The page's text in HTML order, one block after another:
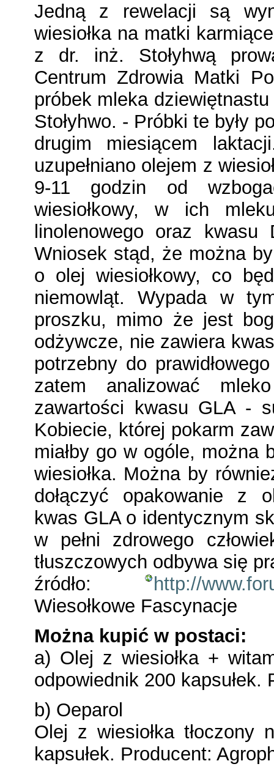
Jedną z rewelacji są
wiesiołka na matki
z dr. inż. Stołyhwą
Centrum Zdrowia Matki
próbek mleka
Stołyhwo. - Próbki te były
drugim miesiącem
uzupełniano olejem z
9-11 godzin od
wiesiołkowy, w ich
linolenowego oraz kwasu
Wniosek stąd, że można
o olej wiesiołkowy, co
niemowląt. Wypada w
proszku, mimo że jest
odżywcze, nie zawiera
potrzebny do
zatem analizować
zawartości kwasu GLA -
Kobiecie, której pokarm
miałby go w ogóle, można
wiesiołka. Można by
dołączyć opakowanie z
kwas GLA o identycznym
w pełni zdrowego
tłuszczowych odbywa się
źródło:
http://
Wiesołkowe Fascynacje
Można kupić w postaci:
a) Olej z wiesiołka +
odpowiednik 200 kapsułek.
b) Oeparol
Olej z wiesiołka
kapsułek. Producent: